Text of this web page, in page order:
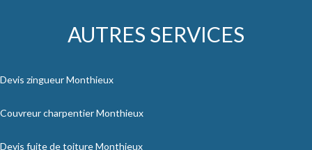
AUTRES SERVICES
Devis zingueur Monthieux
Couvreur charpentier Monthieux
Devis fuite de toiture Monthieux